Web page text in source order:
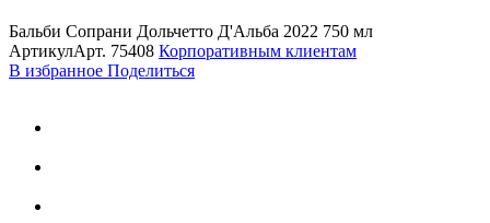
Бальби Сопрани Дольчетто Д'Альба 2022 750 мл
АртикулАрт. 75408 Корпоративным клиентам
В избранное Поделиться